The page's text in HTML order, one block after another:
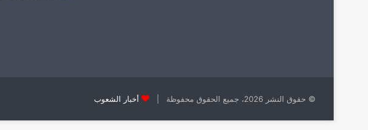
© حقوق النشر 2026، جميع الحقوق محفوظة | أخبار الشعوب